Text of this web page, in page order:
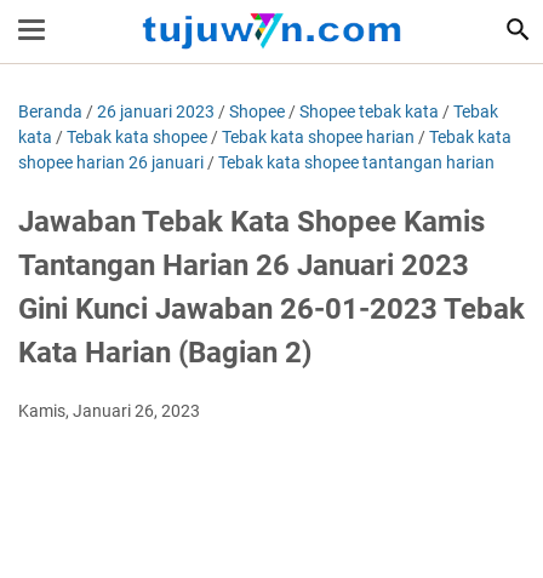
Beranda /26 januari 2023 /Shopee /Shopee tebak kata /Tebak
kata /Tebak kata shopee /Tebak kata shopee harian /Tebak kata
shopee harian 26 januari /Tebak kata shopee tantangan harian
Jawaban Tebak Kata Shopee Kamis
Tantangan Harian 26 Januari 2023
Gini Kunci Jawaban 26-01-2023 Tebak
Kata Harian (Bagian 2)
Kamis, Januari 26, 2023